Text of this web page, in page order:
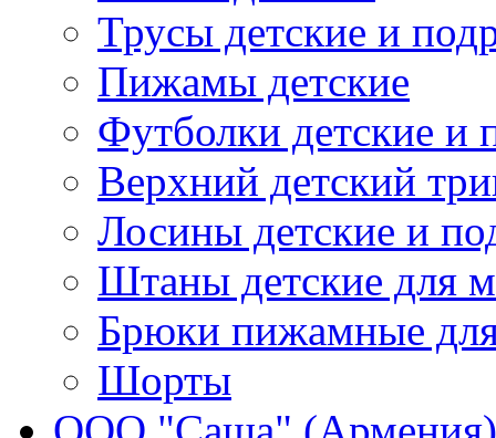
Трусы детские и
Пижамы детские
Футболки детские и
Верхний детский
Лосины детские и
Штаны детские для
Брюки пижамные для
Шорты